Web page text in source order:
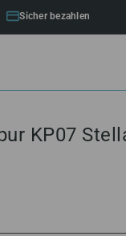
Sicher bezahlen
KP07